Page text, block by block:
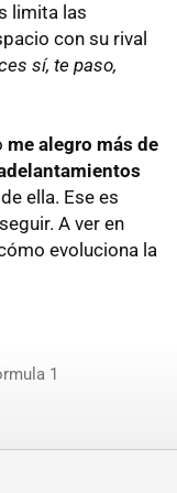
limita las
con su rival
sí, te paso,
me alegro más de
ella. Ese es
A ver en
evoluciona la
1